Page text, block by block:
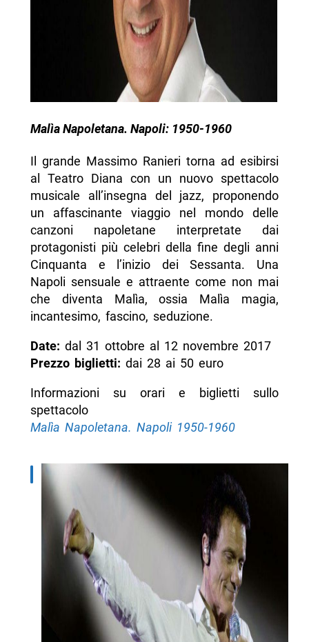
Malìa Napoletana. Napoli: 1950-1960
Il grande Massimo Ranieri torna ad esibirsi
al Teatro Diana con un nuovo spettacolo
musicale all’insegna del jazz, proponendo
un affascinante viaggio nel mondo delle
canzoni napoletane interpretate dai
protagonisti più celebri della fine degli anni
Cinquanta e l’inizio dei Sessanta. Una
Napoli sensuale e attraente come non mai
che diventa Malìa, ossia Malìa magia,
incantesimo, fascino, seduzione.
Date: dal 31 ottobre al 12 novembre 2017
Prezzo biglietti: dai 28 ai 50 euro
Informazioni su orari e biglietti sullo
spettacolo
Malìa Napoletana. Napoli 1950-1960